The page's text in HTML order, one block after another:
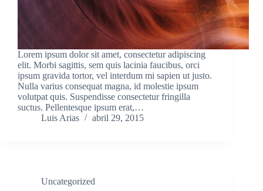
Lorem ipsum dolor sit amet, consectetur adipiscing
elit. Morbi sagittis, sem quis lacinia faucibus, orci
ipsum gravida tortor, vel interdum mi sapien ut justo.
Nulla varius consequat magna, id molestie ipsum
volutpat quis. Suspendisse consectetur fringilla
suctus. Pellentesque ipsum erat,…
Luis Arias
abril 29, 2015
Uncategorized